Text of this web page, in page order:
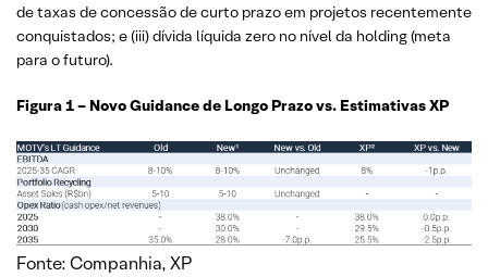
de taxas de concessão de curto prazo em projetos recentemente
conquistados; e (iii) dívida líquida zero no nível da holding (meta
para o futuro).
Figura 1 – Novo Guidance de Longo Prazo vs. Estimativas XP
Fonte: Companhia, XP